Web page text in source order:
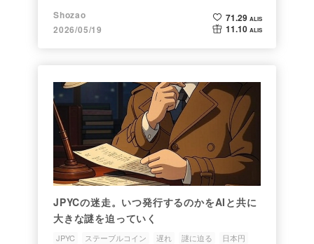
Shozao
2026/05/19
71.29 ALIS
11.10 ALIS
JPYCの迷走。いつ発行するのかをAIと共に
大きな謎を迫っていく
JPYC ステーブルコイン 遅れ 謎に迫る 日本円